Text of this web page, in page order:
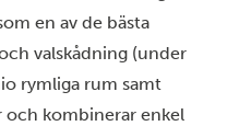
en av de bästa
valskådning (under
rymliga rum samt
och kombinerar enkel